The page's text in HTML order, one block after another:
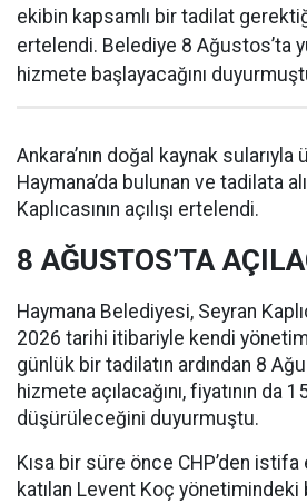
ekibin kapsamlı bir tadilat
ertelendi. Belediye 8 Ağustos’ta
hizmete başlayacağını
Ankara’nın doğal kaynak sularıyla
Haymana’da bulunan ve tadilata
Kaplıcasının açılışı ertelendi.
8 AĞUSTOS’TA
Haymana Belediyesi, Seyran
2026 tarihi itibariyle kendi
günlük bir tadilatın ardından 8
hizmete açılacağını, fiyatının da
düşürüleceğini duyurmuştu.
Kısa bir süre önce CHP’den istifa
katılan Levent Koç